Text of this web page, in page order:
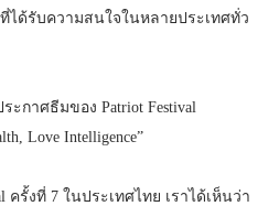
ได้รับความสนใจในหลายประเทศทั่ว
กาศธีมของ Patriot Festival
Love Intelligence”
ครั้งที่ 7 ในประเทศไทย เราได้เห็นว่า